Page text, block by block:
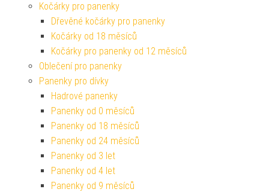
Kočárky pro panenky
Dřevěné kočárky pro panenky
Kočárky od 18 měsíců
Kočárky pro panenky od 12 měsíců
Oblečení pro panenky
Panenky pro dívky
Hadrové panenky
Panenky od 0 měsíců
Panenky od 18 měsíců
Panenky od 24 měsíců
Panenky od 3 let
Panenky od 4 let
Panenky od 9 měsíců